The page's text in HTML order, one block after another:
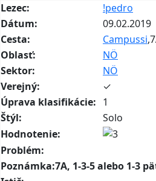
Lezec:
!pedro
Dátum:
09.02.2019
Cesta:
Campussi
Oblasť:
NÖ
Sektor:
NÖ
Verejný:
✓
Úprava klasifikácie: 1
Štýl:
Solo
Hodnotenie:
Problém:
Poznámka:7A, 1-3-5 alebo 1-3